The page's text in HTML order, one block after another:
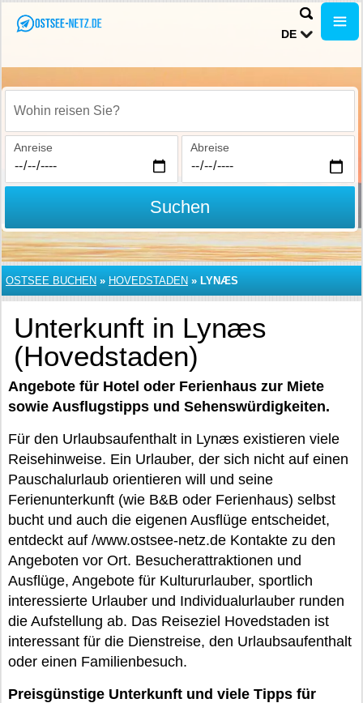
DE
Wohin reisen Sie?
Anreise Abreise
Suchen
OSTSEE BUCHEN » HOVEDSTADEN » LYNÆS
Unterkunft in Lynæs
(Hovedstaden)
Angebote für Hotel oder Ferienhaus zur Miete
sowie Ausflugstipps und Sehenswürdigkeiten.
Für den Urlaubsaufenthalt in Lynæs existieren viele
Reisehinweise. Ein Urlauber, der sich nicht auf einen
Pauschalurlaub orientieren will und seine
Ferienunterkunft (wie B&B oder Ferienhaus) selbst
bucht und auch die eigenen Ausflüge entscheidet,
entdeckt auf /www.ostsee-netz.de Kontakte zu den
Angeboten vor Ort. Besucherattraktionen und
Ausflüge, Angebote für Kultururlauber, sportlich
interessierte Urlauber und Individualurlauber runden
die Aufstellung ab. Das Reiseziel Hovedstaden ist
interessant für die Dienstreise, den Urlaubsaufenthalt
oder einen Familienbesuch.
Preisgünstige Unterkunft und viele Tipps für